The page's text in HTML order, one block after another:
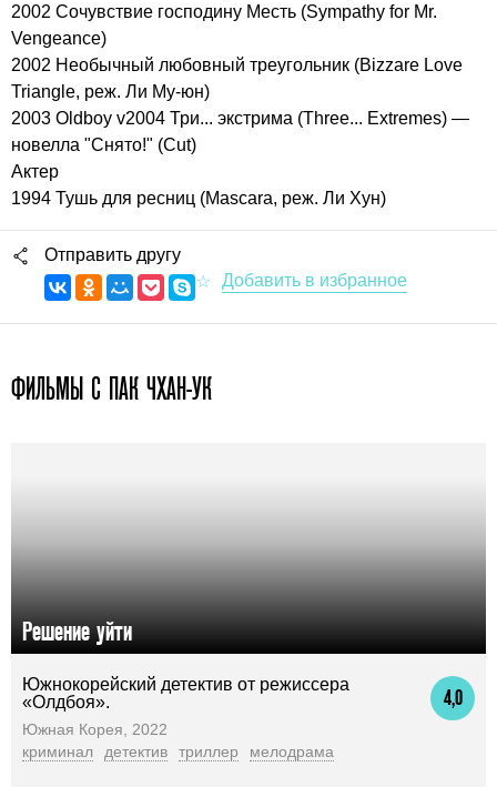
2002 Сочувствие господину Месть (Sympathy for Mr.
Vengeance)
2002 Необычный любовный треугольник (Bizzare Love
Triangle, реж. Ли Му-юн)
2003 Oldboy v2004 Три... экстрима (Three... Extremes) —
новелла "Снято!" (Cut)
Актер
1994 Тушь для ресниц (Mascara, реж. Ли Хун)
Отправить другу
ФИЛЬМЫ С ПАК ЧХАН-УК
Решение уйти
4,0
Южнокорейский детектив от режиссера
«Олдбоя».
Южная Корея, 2022
криминал
детектив триллер мелодрама